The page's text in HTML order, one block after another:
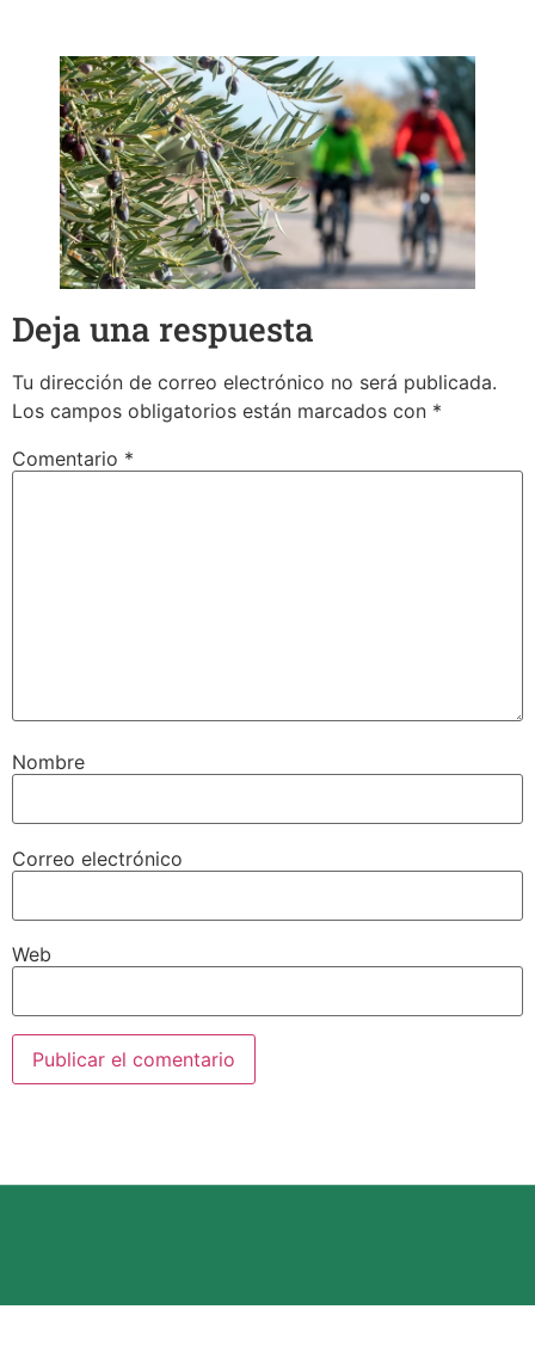
Deja una respuesta
Tu dirección de correo electrónico no será publicada.
Los campos obligatorios están marcados con *
Comentario *
Nombre
Correo electrónico
Web